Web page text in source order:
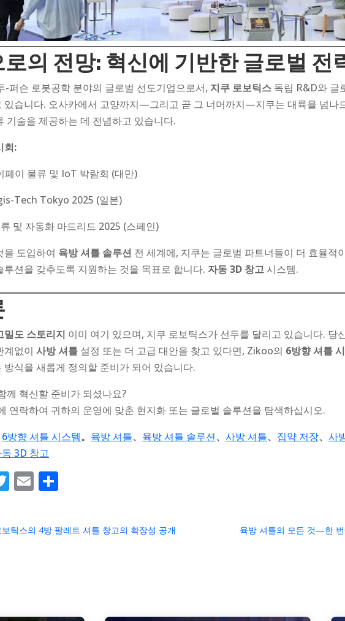
로의 전망: 혁신에 기반한 글로벌 전
-퍼슨 로봇공학 분야의 글로벌 선도기업으로서, 지쿠 로보틱스 독립 R&D와 글
있습니다. 오사카에서 고양까지—그리고 곧 그 너머까지—지쿠는 대륙을 넘나
기술을 제공하는 데 전념하고 있습니다.
회:
페이 물류 및 IoT 박람회 (대만)
Tech Tokyo 2025 (일본)
류 및 자동화 마드리드 2025 (스페인)
을 도입하여 육방 셔틀 솔루션 전 세계에, 지쿠는 글로벌 파트너들이 더 효율적
루션을 갖추도록 지원하는 것을 목표로 합니다. 자동 3D 창고시스템.
밀도 스토리지 이미 여기 있으며, 지쿠 로보틱스가 선두를 달리고 있습니다. 당
계없이 사방 셔틀 설정 또는 더 고급 대안을 찾고 있다면, Zikoo의 6방향 셔틀
방식을 새롭게 정의할 준비가 되어 있습니다.
께 혁신할 준비가 되셨나요?
연락하여 귀하의 운영에 맞춘 현지화 또는 글로벌 솔루션을 탐색하십시오.
6방향 셔틀 시스템。 육방 셔틀、 육방 셔틀 솔루션、 사방 셔틀、 집약 저장、 사
3D 창고
Twitter
Email
틱스의 4방 팔레트 셔틀 창고의 확장성 공개 육방 셔틀의 모든 것—한